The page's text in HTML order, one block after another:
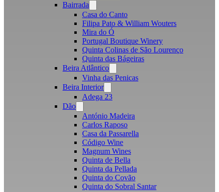
Bairrada
menu
Casa do Canto
Filipa Pato & William Wouters
Mira do Ó
Portugal Boutique Winery
Quinta Colinas de São Lourenço
Quinta das Bágeiras
Beira Atlântico
menu
Vinha das Penicas
Beira Interior
menu
Adega 23
Dão
menu
António Madeira
Carlos Raposo
Casa da Passarella
Código Wine
Magnum Wines
Quinta de Bella
Quinta da Pellada
Quinta do Covão
Quinta do Sobral Santar